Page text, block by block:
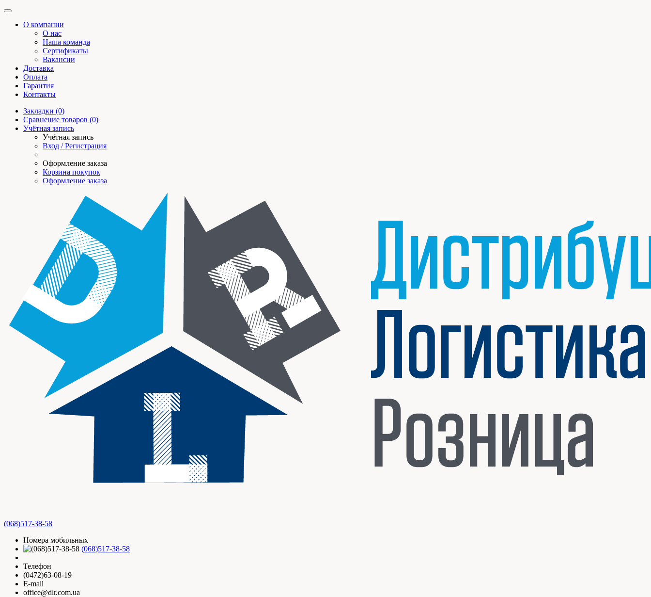
О компании
О нас
Наша команда
Сертификаты
Вакансии
Доставка
Оплата
Гарантия
Контакты
Закладки (0)
Сравнение товаров (0)
Учётная запись
Учётная запись
Вход / Регистрация
Оформление заказа
Корзина покупок
Оформление заказа
(068)517-38-58
Номера мобильных
(068)517-38-58
Телефон
(0472)63-08-19
E-mail
office@dlr.com.ua